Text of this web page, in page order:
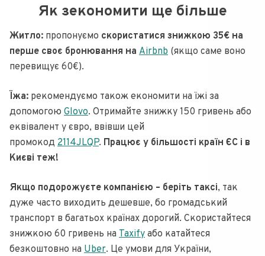
Як зекономити ще більше
Житло: пропонуємо скористатися знижкою 35€ на
перше своє бронювання на Airbnb (якщо саме воно
перевищує 60€).
Їжа: рекомендуємо також економити на їжі за
допомогою Glovo. Отримайте знижку 150 гривень або
еквівалент у євро, ввівши цей
промокод 2114JLQP. Працює у більшості країн ЄС і в
Києві теж!
Якщо подорожуєте компанією – беріть таксі, так
дуже часто виходить дешевше, бо громадський
транспорт в багатьох країнах дорогий. Скористайтеся
знижкою 60 гривень на Taxify або катайтеся
безкоштовно на Uber. Це умови для України,